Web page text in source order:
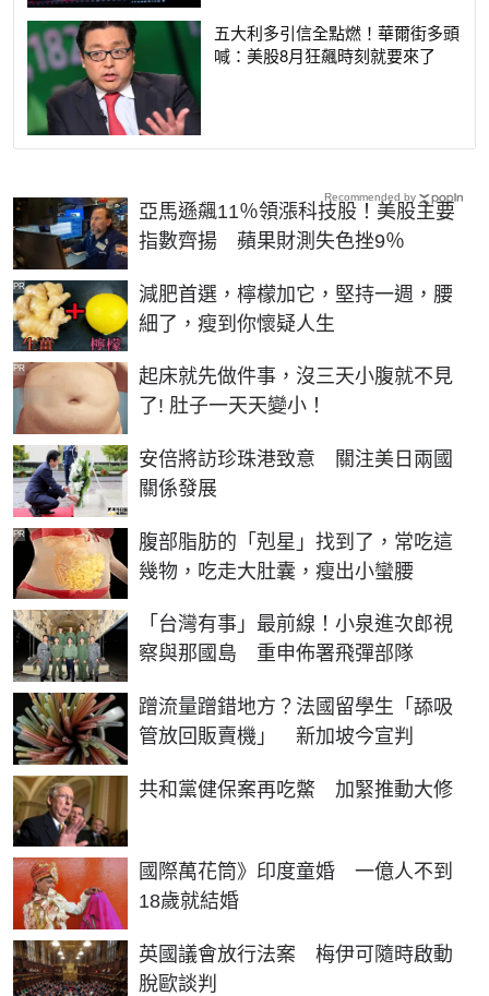
五大利多引信全點燃！華爾街多頭
喊：美股8月狂飆時刻就要來了
亞馬遜飆11％領漲科技股！美股主要
指數齊揚 蘋果財測失色挫9％
減肥首選，檸檬加它，堅持一週，腰
細了，瘦到你懷疑人生
PR
起床就先做件事，沒三天小腹就不見
了! 肚子一天天變小！
PR
安倍將訪珍珠港致意 關注美日兩國
關係發展
腹部脂肪的「剋星」找到了，常吃這
幾物，吃走大肚囊，瘦出小蠻腰
PR
「台灣有事」最前線！小泉進次郎視
察與那國島 重申佈署飛彈部隊
蹭流量蹭錯地方？法國留學生「舔吸
管放回販賣機」 新加坡今宣判
共和黨健保案再吃鱉 加緊推動大修
國際萬花筒》印度童婚 一億人不到
18歲就結婚
英國議會放行法案 梅伊可隨時啟動
脫歐談判
Recommended by